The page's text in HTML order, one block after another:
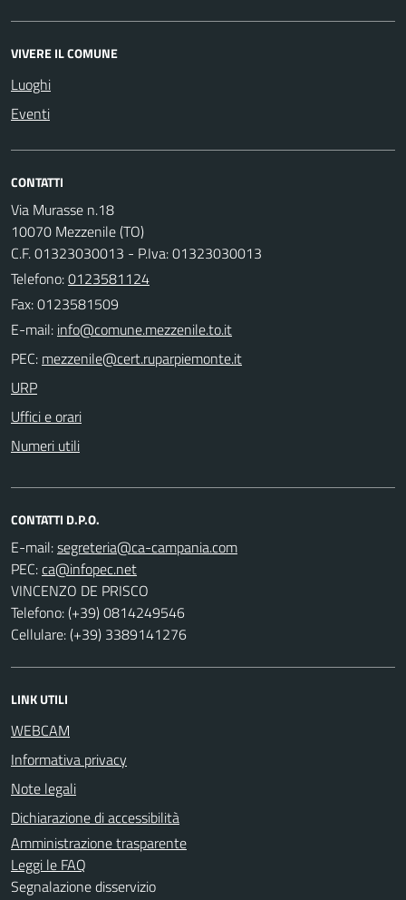
VIVERE IL COMUNE
Luoghi
Eventi
CONTATTI
Via Murasse n.18
10070 Mezzenile (TO)
C.F. 01323030013 - P.Iva: 01323030013
Telefono:0123581124
Fax: 0123581509
E-mail:
PEC:
URP
Uffici e orari
Numeri utili
CONTATTI D.P.O.
E-mail:
PEC:
VINCENZO DE PRISCO
Telefono: (+39) 0814249546
Cellulare: (+39) 3389141276
LINK UTILI
WEBCAM
Informativa privacy
Note legali
Dichiarazione di accessibilità
Amministrazione trasparente
Leggi le FAQ
Segnalazione disservizio